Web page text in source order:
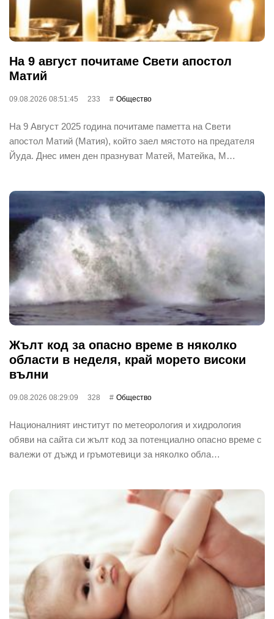
На 9 август почитаме Свети апостол
Матий
09.08.2026 08:51:45 233 Общество
На 9 Август 2025 година почитаме паметта на Свети
апостол Матий (Матия), който заел мястото на предателя
Йуда. Днес имен ден празнуват Матей, Матейка, М…
Жълт код за опасно време в няколко
области в неделя, край морето високи
вълни
09.08.2026 08:29:09 328 Общество
Националният институт по метеорология и хидрология
обяви на сайта си жълт код за потенциално опасно време с
валежи от дъжд и гръмотевици за няколко обла…